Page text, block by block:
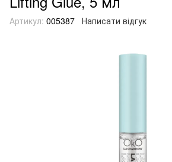
Артикул: 005387 Написати відгук